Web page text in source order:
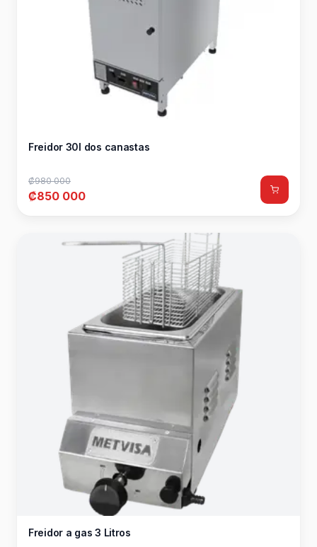
Freidor 30l dos canastas
₡980 000
₡850 000
Freidor a gas 3 Litros